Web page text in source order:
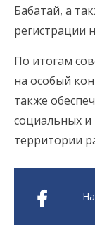
Бабатай, а
регистрации
По итогам
на особый
также
социальных и
территории